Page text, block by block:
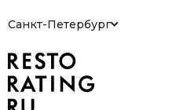
Санкт-Петербург